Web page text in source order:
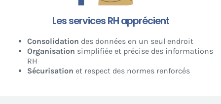
Les services RH apprécient
Consolidation des données en un seul endroit
Organisation simplifiée et précise des informations
RH
Sécurisation et respect des normes renforcés